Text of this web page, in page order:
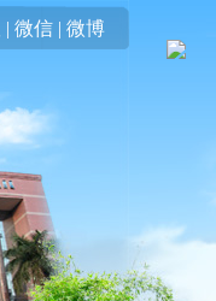
| 微信 | 微博